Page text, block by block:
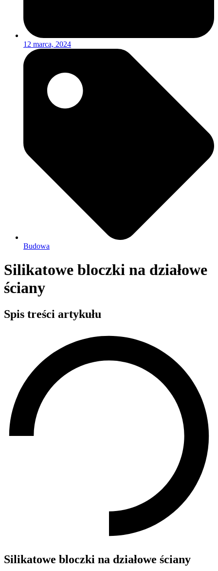
12 marca, 2024
Budowa
Silikatowe bloczki na działowe
ściany
Spis treści artykułu
Silikatowe bloczki na działowe ściany